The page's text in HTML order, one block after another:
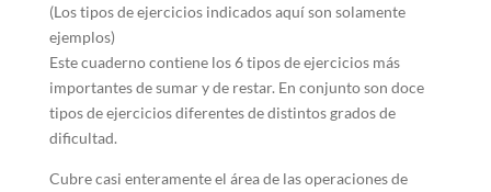
(Los tipos de ejercicios indicados aquí son solamente
ejemplos)
Este cuaderno contiene los 6 tipos de ejercicios más
importantes de sumar y de restar. En conjunto son doce
tipos de ejercicios diferentes de distintos grados de
dificultad.
Cubre casi enteramente el área de las operaciones de